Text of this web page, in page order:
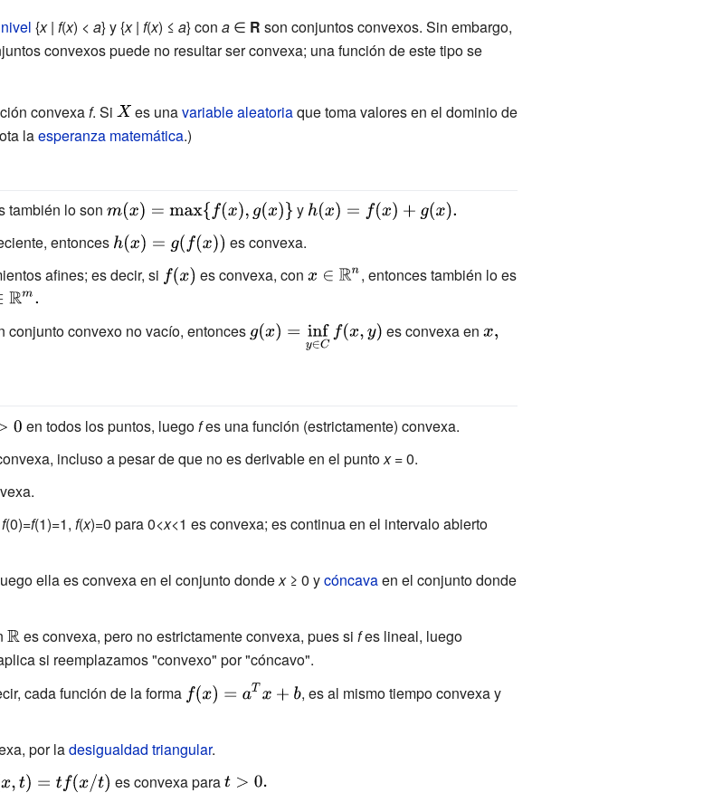
{x| f(x) < a} y {x| f(x) ≤ a} con a∈ R son conjuntos convexos. Sin embargo,
convexos puede no resultar ser convexa; una función de este tipo se
convexa f. Si {\displaystyle
X}
es unavariable aleatoriaque toma valores en el dominio de
laesperanza matemática.)
también lo son {\displaystyle
m(x)=\max\
{f(x),g(x)\}}
y {\displaystyle
entonces {\displaystyle
h(x)=g(f(x))}
es convexa.
afines; es decir, si {\displaystyle
es convexa, con {\displaystyle
{R} ^{n}}
, entonces también lo es
conjunto convexo no vacío, entonces {\displaystyle
es convexa en{\displaystyle
en todos los puntos, luegofes una función (estrictamente) convexa.
incluso a pesar de que no es derivable en el puntox= 0.
f(0)=f(1)=1, f(x)=0 para 0<x<1 es convexa; es continua en el intervalo abierto
ella es convexa en el conjunto dondex≥ 0 ycóncavaen el conjunto donde
{\displaystyle
\mathbb {R} }
es convexa, pero no estrictamente convexa, pues si fes lineal, luego{\displaystyle
si reemplazamos "convexo" por "cóncavo".
cada función de la forma {\displaystyle
, es al mismo tiempo convexa y
por ladesigualdad triangular.
es convexa para{\displaystyle